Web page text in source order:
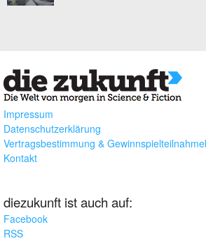
Impressum
Datenschutzerklärung
Vertragsbestimmung &
Kontakt
diezukunft ist auch auf:
Facebook
RSS